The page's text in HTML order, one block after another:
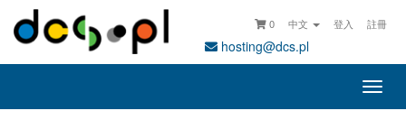
0 中文 登入 註冊
hosting@dcs.pl
切
換